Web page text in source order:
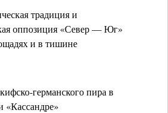
традиция и
оппозиция «Север — Юг»
и в тишине
германского пира в
«Кассандре»